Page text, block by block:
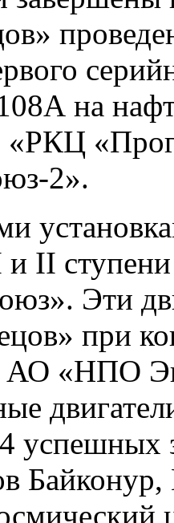
на
2».
II
Эти
при
АО «НПО
успешных